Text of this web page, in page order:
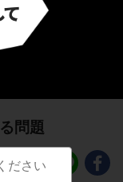
問題